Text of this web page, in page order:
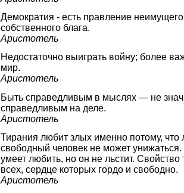
Демократия - есть правление
собственного блага.
Аристотель
Недостаточно выиграть войну; более
мир.
Аристотель
Быть справедливым в мыслях — не
справедливым на деле.
Аристотель
Тирания любит злых именно потому, что
свободный человек не может
умеет любить, но он не льстит. Свойство
всех, сердце которых гордо и свободно.
Аристотель